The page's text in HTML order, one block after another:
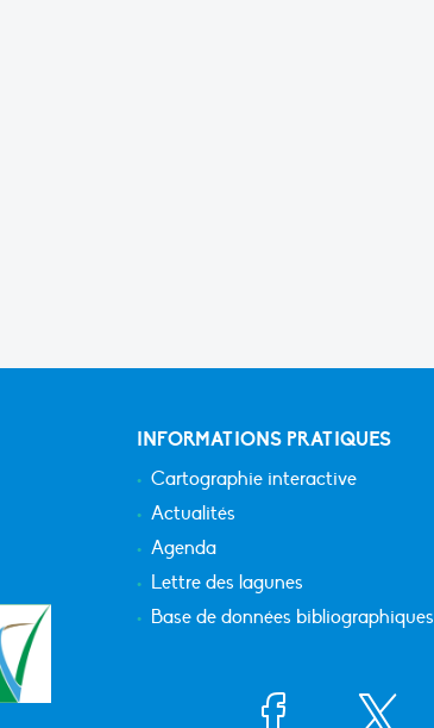
INFORMATIONS PRATIQUES
Cartographie interactive
Actualités
Agenda
Lettre des lagunes
Base de données bibliographiques